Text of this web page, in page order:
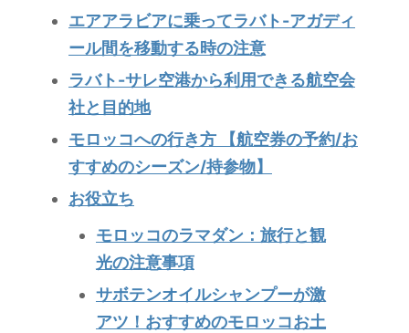
エアアラビアに乗ってラバト-アガディ
ール間を移動する時の注意
ラバト-サレ空港から利用できる航空会
社と目的地
モロッコへの行き方 【航空券の予約/お
すすめのシーズン/持参物】
お役立ち
モロッコのラマダン：旅行と観
光の注意事項
サボテンオイルシャンプーが激
アツ！おすすめのモロッコお土